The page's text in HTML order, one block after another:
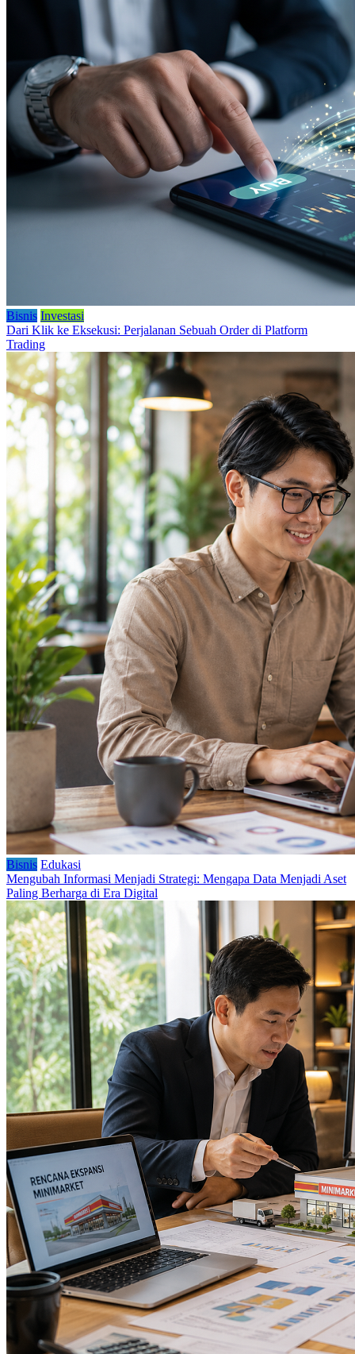
Bisnis Investasi
Dari Klik ke Eksekusi: Perjalanan Sebuah Order di Platform
Trading
Bisnis Edukasi
Mengubah Informasi Menjadi Strategi: Mengapa Data Menjadi Aset
Paling Berharga di Era Digital